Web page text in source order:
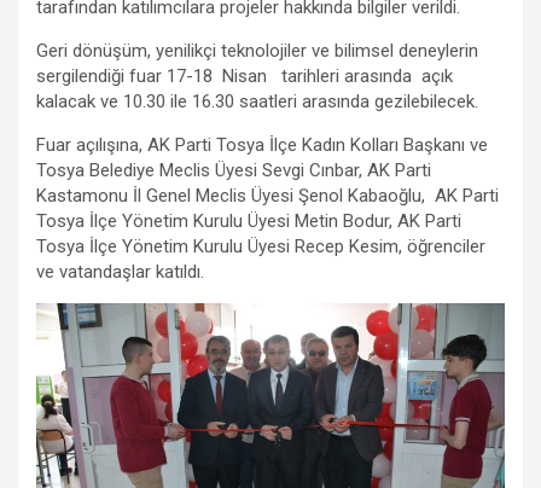
tarafından katılımcılara projeler hakkında bilgiler verildi.
Geri dönüşüm, yenilikçi teknolojiler ve bilimsel deneylerin
sergilendiği fuar 17-18 Nisan tarihleri arasında açık
kalacak ve 10.30 ile 16.30 saatleri arasında gezilebilecek.
Fuar açılışına, AK Parti Tosya İlçe Kadın Kolları Başkanı ve
Tosya Belediye Meclis Üyesi Sevgi Cınbar, AK Parti
Kastamonu İl Genel Meclis Üyesi Şenol Kabaoğlu, AK Parti
Tosya İlçe Yönetim Kurulu Üyesi Metin Bodur, AK Parti
Tosya İlçe Yönetim Kurulu Üyesi Recep Kesim, öğrenciler
ve vatandaşlar katıldı.